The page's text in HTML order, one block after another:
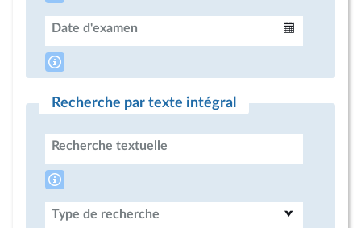
Date d'examen
Recherche par texte intégral
Recherche textuelle
Type de recherche